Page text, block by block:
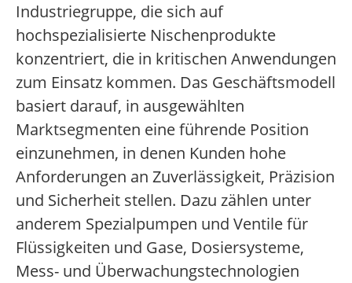
Industriegruppe, die sich auf
hochspezialisierte Nischenprodukte
konzentriert, die in kritischen Anwendungen
zum Einsatz kommen. Das Geschäftsmodell
basiert darauf, in ausgewählten
Marktsegmenten eine führende Position
einzunehmen, in denen Kunden hohe
Anforderungen an Zuverlässigkeit, Präzision
und Sicherheit stellen. Dazu zählen unter
anderem Spezialpumpen und Ventile für
Flüssigkeiten und Gase, Dosiersysteme,
Mess- und Überwachungstechnologien